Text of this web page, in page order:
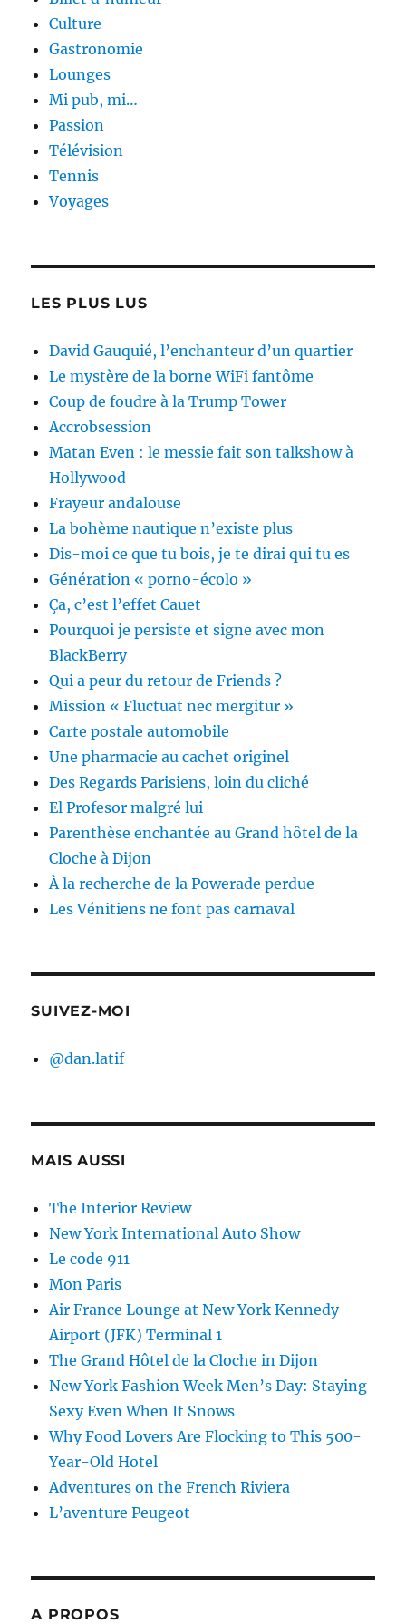
Culture
Gastronomie
Lounges
Mi pub, mi…
Passion
Télévision
Tennis
Voyages
LES PLUS LUS
David Gauquié, l’enchanteur d’un quartier
Le mystère de la borne WiFi fantôme
Coup de foudre à la Trump Tower
Accrobsession
Matan Even : le messie fait son talkshow à
Hollywood
Frayeur andalouse
La bohème nautique n’existe plus
Dis-moi ce que tu bois, je te dirai qui tu es
Génération « porno-écolo »
Ça, c’est l’effet Cauet
Pourquoi je persiste et signe avec mon
BlackBerry
Qui a peur du retour de Friends ?
Mission « Fluctuat nec mergitur »
Carte postale automobile
Une pharmacie au cachet originel
Des Regards Parisiens, loin du cliché
El Profesor malgré lui
Parenthèse enchantée au Grand hôtel de la
Cloche à Dijon
À la recherche de la Powerade perdue
Les Vénitiens ne font pas carnaval
SUIVEZ-MOI
@dan.latif
MAIS AUSSI
The Interior Review
New York International Auto Show
Le code 911
Mon Paris
Air France Lounge at New York Kennedy
Airport (JFK) Terminal 1
The Grand Hôtel de la Cloche in Dijon
New York Fashion Week Men’s Day: Staying
Sexy Even When It Snows
Why Food Lovers Are Flocking to This 500-
Year-Old Hotel
Adventures on the French Riviera
L’aventure Peugeot
A PROPOS